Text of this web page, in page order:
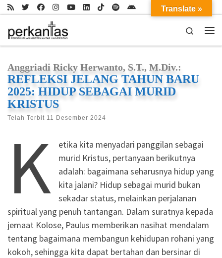
Skip to content
Search
Anggriadi Ricky Herwanto, S.T., M.Div.:
REFLEKSI JELANG TAHUN BARU
2025: HIDUP SEBAGAI MURID
KRISTUS
Telah Terbit 11 Desember 2024
K
etika kita menyadari panggilan sebagai
murid Kristus, pertanyaan berikutnya
adalah: bagaimana seharusnya hidup yang
kita jalani? Hidup sebagai murid bukan
sekadar status, melainkan perjalanan
spiritual yang penuh tantangan. Dalam suratnya kepada
jemaat Kolose, Paulus memberikan nasihat mendalam
tentang bagaimana membangun kehidupan rohani yang
kokoh, sehingga kita dapat bertahan dan bersinar di
Translate »